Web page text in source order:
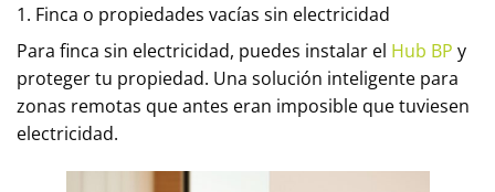
1. Finca o propiedades vacías sin electricidad
Para finca sin electricidad, puedes instalar el Hub BP y
proteger tu propiedad. Una solución inteligente para
zonas remotas que antes eran imposible que tuviesen
electricidad.